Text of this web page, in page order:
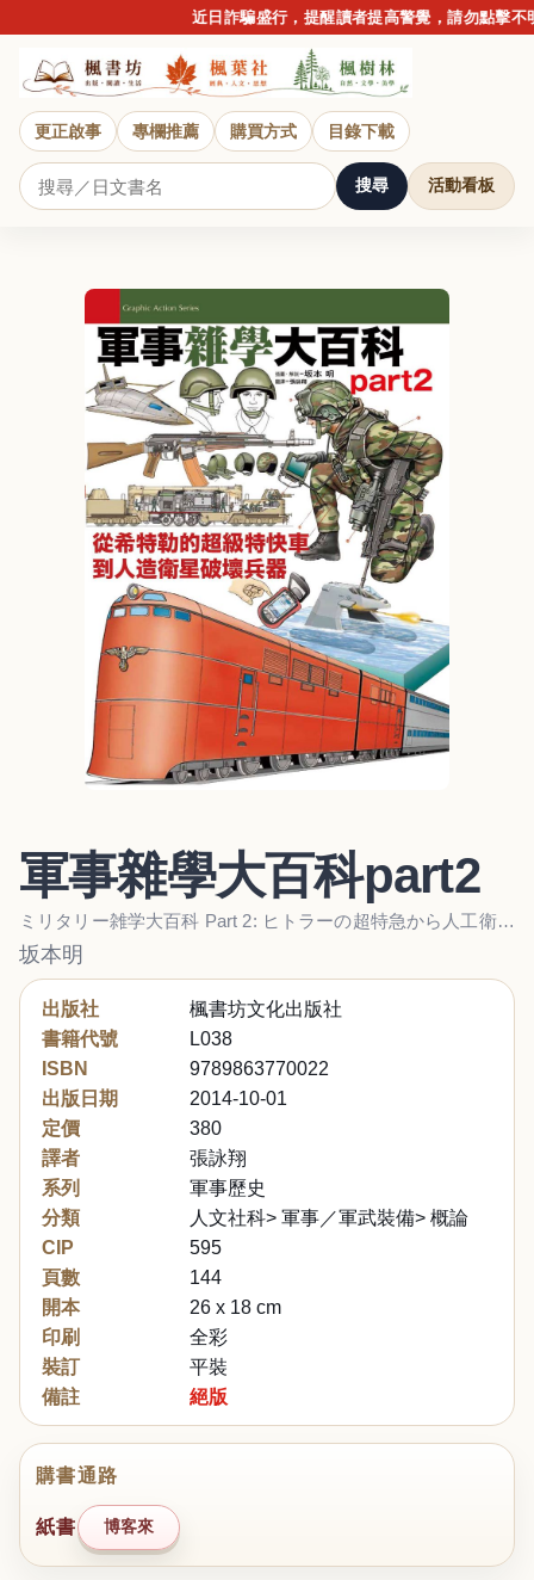
近日詐騙盛行，提醒讀者提高警覺，請勿點擊不明
更正啟事 專欄推薦 購買方式 目錄下載
搜尋 活動看板
軍事雜學大百科part2
ミリタリー雑学大百科 Part 2: ヒトラーの超特急から人工衛星破壊兵器まで
坂本明
出版社
楓書坊文化出版社
書籍代號
L038
ISBN
9789863770022
出版日期
2014-10-01
定價
380
譯者
張詠翔
系列
軍事歷史
分類
人文社科> 軍事／軍武裝備> 概論
CIP
595
頁數
144
開本
26 x 18 cm
印刷
全彩
裝訂
平裝
備註
絕版
購書通路
紙書 博客來